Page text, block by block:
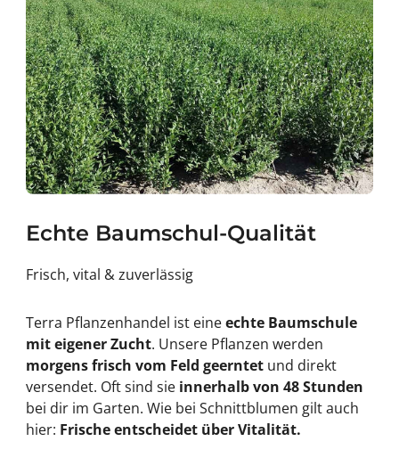
Echte Baumschul-Qualität
Frisch, vital & zuverlässig
Terra Pflanzenhandel ist eineechte Baumschule
mit eigener Zucht. Unsere Pflanzen werden
morgens frisch vom Feld geerntetund direkt
versendet. Oft sind sie innerhalb von 48 Stunden
bei dir im Garten. Wie bei Schnittblumen gilt auch
hier: Frische entscheidet über Vitalität.